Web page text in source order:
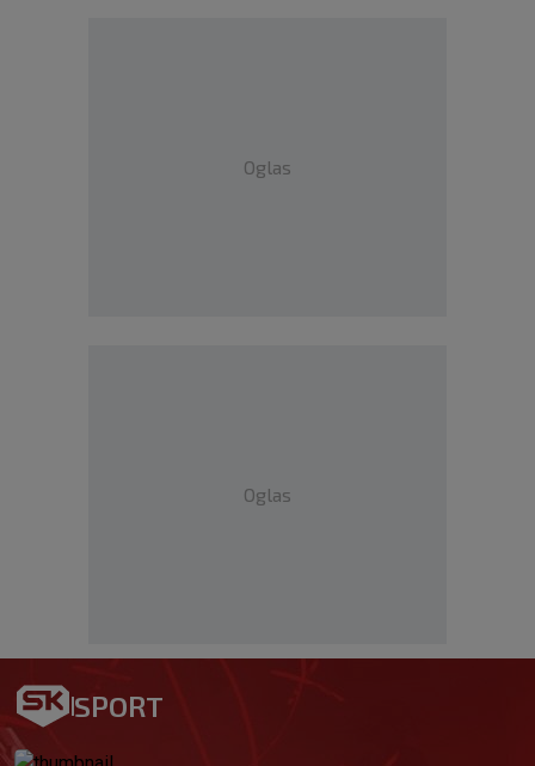
Oglas
Oglas
SPORT